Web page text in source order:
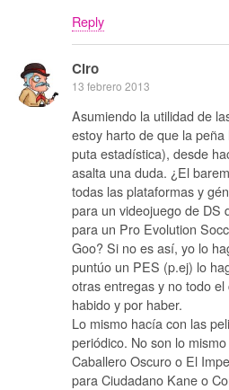
Reply
Ciro
13 febrero 2013
Asumiendo la utilidad de
estoy harto de que la
puta estadística), desde
asalta una duda. ¿El
todas las plataformas y
para un videojuego de DS
para un Pro Evolution
Goo? Si no es así, yo lo
puntúo un PES (p.ej) lo
otras entregas y no todo
habido y por haber.
Lo mismo hacía con las
periódico. No son lo
Caballero Oscuro o El
para Ciudadano Kane o